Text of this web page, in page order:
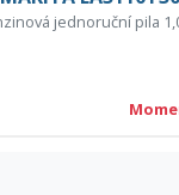
jednoruční pila